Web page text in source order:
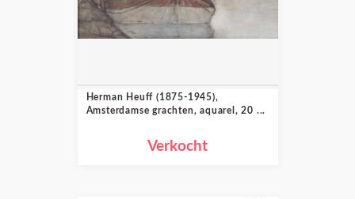
Herman Heuff (1875-1945),
Amsterdamse grachten, aquarel, 20 ...
Verkocht